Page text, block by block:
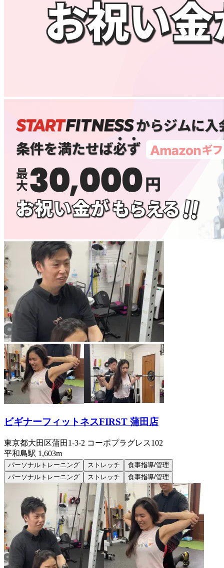
ビギナーフィットネスFIRST 蒲田店
東京都大田区蒲田1-3-2 コーポプラグレス102
平和島駅 1,603m
パーソナルトレーニング ストレッチ
食事指導/管理
パーソナルトレーニング
ストレッチ 食事指導/管理